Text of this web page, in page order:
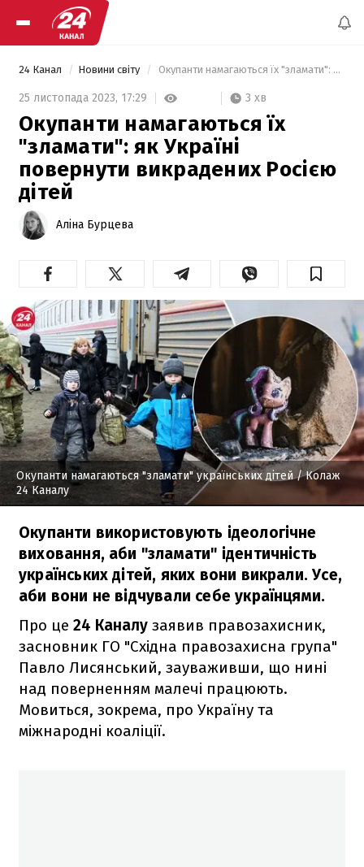
24 Канал Новини світу Окупанти намагаються їх "зламати": як Україні повернути викрадених Росією дітей
25 листопада 2023, 17:29 3 хв
Окупанти намагаються їх
"зламати": як Україні
повернути викрадених Росією
дітей
Аліна Бурцева
Окупанти намагаються "зламати" українських дітей/ Колаж
24 Каналу
Окупанти використовують ідеологічне
виховання, аби "зламати" ідентичність
українських дітей, яких вони викрали. Усе,
аби вони не відчували себе українцями.
Про це 24 Каналу заявив правозахисник,
засновник ГО "Східна правозахисна група"
Павло Лисянський, зауваживши, що нині
над поверненням малечі працюють.
Мовиться, зокрема, про Україну та
міжнародні коаліції.